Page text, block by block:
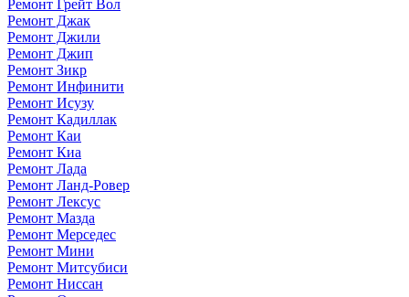
Ремонт Грейт Вол
Ремонт Джак
Ремонт Джили
Ремонт Джип
Ремонт Зикр
Ремонт Инфинити
Ремонт Исузу
Ремонт Кадиллак
Ремонт Каи
Ремонт Киа
Ремонт Лада
Ремонт Ланд-Ровер
Ремонт Лексус
Ремонт Мазда
Ремонт Мерседес
Ремонт Мини
Ремонт Митсубиси
Ремонт Ниссан